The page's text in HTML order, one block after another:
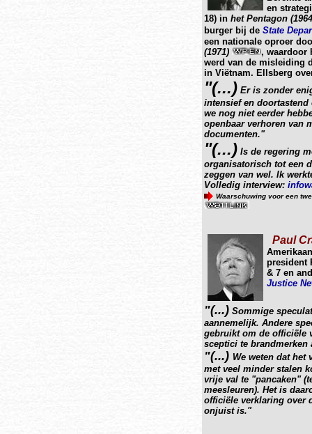
en
18) in het Pentagon
burger bij de State
een nationale oproer
(1971)
, waardoor
werd van de misleiding
in Viëtnam. Ellsberg
"(...)Er is zonder
intensief en
we nog niet eerder
openbaar verhoren van
documenten."
"(...)Is de regering
organisatorisch tot een
zeggen van wel. Ik
Volledig interview:
Waarschuwing voor een
Paul
president
& 7 en
Justice
"(...) Sommige
aannemelijk. Andere
gebruikt om de officiële
sceptici te
"(...) We weten dat het
met veel minder stalen
vrije val te "pancaken"
meesleuren). Het is
officiële verklaring over
onjuist is."